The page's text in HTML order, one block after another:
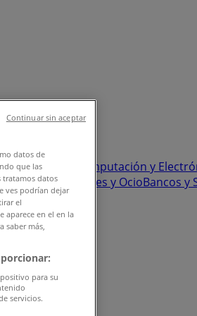
Computación y
y Pastelerías Viajes y OcioBancos y
datos de
que las
tratamos datos
ves podrían dejar
el
aparece en el en la
saber más,
para su
servicios.
Continuar sin aceptar